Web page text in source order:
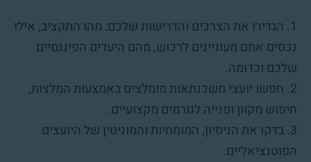
1. הגדירו את הצרכים והדרישות שלכם: מהו התקציב, אילו
נכסים אתם מעוניינים לרכוש, מהם היעדים הפיננסיים
שלכם וכדומה.
2. חפשו יועצי משכנתאות מומלצים באמצעות המלצות,
חיפוש מקוון ופנייה לגורמים מקצועיים.
3. בדקו את הניסיון, המומחיות והמוניטין של היועצים
הפוטנציאליים.